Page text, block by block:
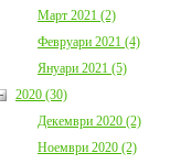
Март 2021 (2)
Февруари 2021 (4)
Януари 2021 (5)
2020 (30)
Декември 2020 (2)
Ноември 2020 (2)